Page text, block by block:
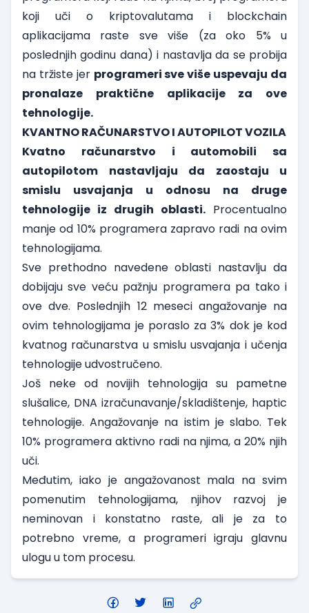
koji uči o kriptovalutama i blockchain
aplikacijama raste sve više (za oko 5% u
poslednjih godinu dana) i nastavlja da se probija
na tržiste jer programeri sve više uspevaju da
pronalaze praktične aplikacije za ove
tehnologije.
KVANTNO RAČUNARSTVO I AUTOPILOT VOZILA
Kvatno računarstvo i automobili sa
autopilotom nastavljaju da zaostaju u
smislu usvajanja u odnosu na druge
tehnologije iz drugih oblasti. Procentualno
manje od 10% programera zapravo radi na ovim
tehnologijama.
Sve prethodno navedene oblasti nastavlju da
dobijaju sve veću pažnju programera pa tako i
ove dve. Poslednjih 12 meseci angažovanje na
ovim tehnologijama je poraslo za 3% dok je kod
kvatnog računarstva u smislu usvajanja i učenja
tehnologije udvostručeno.
Još neke od novijih tehnologija su pametne
slušalice, DNA izračunavanje/skladištenje, haptic
tehnologije. Angažovanje na istim je slabo. Tek
10% programera aktivno radi na njima, a 20% njih
uči.
Međutim, iako je angažovanost mala na svim
pomenutim tehnologijama, njihov razvoj je
neminovan i konstatno raste, ali je za to
potrebno vreme, a programeri igraju glavnu
ulogu u tom procesu.